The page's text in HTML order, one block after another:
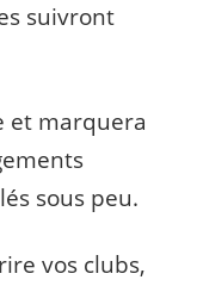
suivront
et marquera
sous peu.
vos clubs,